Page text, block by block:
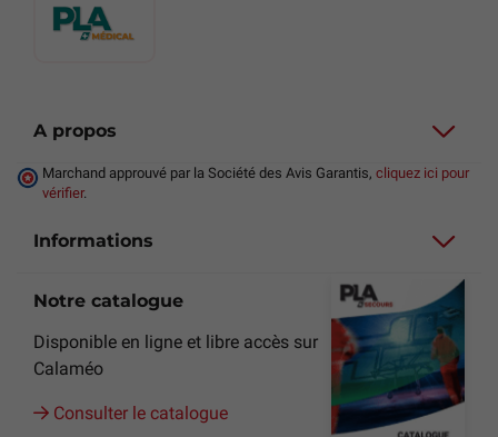
A propos
Marchand approuvé par la Société des Avis Garantis, cliquez ici pour
vérifier.
Informations
Notre catalogue
Disponible en ligne et libre accès sur
Calaméo
Consulter le catalogue